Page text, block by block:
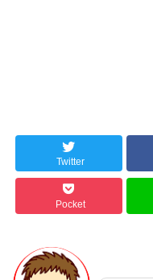
Twitter
Pocket